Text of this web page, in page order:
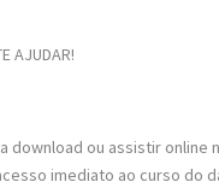
AJUDAR!
download ou assistir
imediato ao curso do